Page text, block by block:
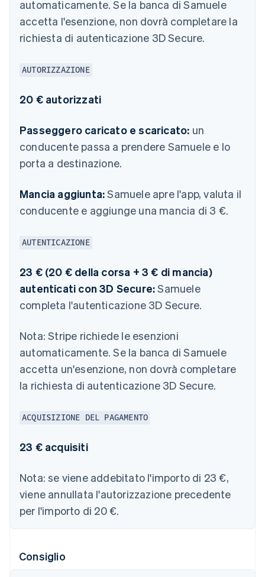
automaticamente. Se la banca di Samuele
accetta l'esenzione, non dovrà completare la
richiesta di autenticazione 3D Secure.
AUTORIZZAZIONE
20 € autorizzati
Passeggero caricato e scaricato: un
conducente passa a prendere Samuele e lo
porta a destinazione.
Mancia aggiunta:Samuele apre l'app, valuta il
conducente e aggiunge una mancia di 3 €.
AUTENTICAZIONE
23 € (20 € della corsa + 3 € di mancia)
autenticati con 3D Secure:Samuele
completa l'autenticazione 3D Secure.
Nota: Stripe richiede le esenzioni
automaticamente. Se la banca di Samuele
accetta un'esenzione, non dovrà completare
la richiesta di autenticazione 3D Secure.
ACQUISIZIONE DEL PAGAMENTO
23 € acquisiti
Nota: se viene addebitato l'importo di 23 €,
viene annullata l'autorizzazione precedente
per l'importo di 20 €.
Consiglio